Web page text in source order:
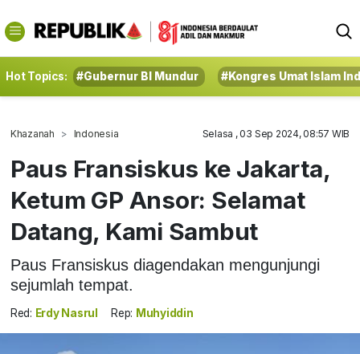
Hot Topics: #Gubernur BI Mundur #Kongres Umat Islam
Khazanah Indonesia Selasa , 03 Sep 2024, 08:57 WIB
Paus Fransiskus ke Jakarta,
Ketum GP Ansor: Selamat
Datang, Kami Sambut
Paus Fransiskus diagendakan mengunjungi
sejumlah tempat.
Red: Erdy Nasrul Rep: Muhyiddin